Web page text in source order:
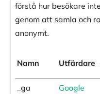
förstå hur besökare
genom att samla och
anonymt.
Namn Utfärdare
_ga
Google